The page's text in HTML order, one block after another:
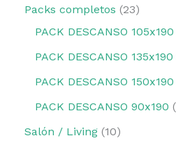
Packs completos 23
PACK DESCANSO 105x190
PACK DESCANSO 135x190
PACK DESCANSO 150x190
PACK DESCANSO 90x190
Salón / Living 10